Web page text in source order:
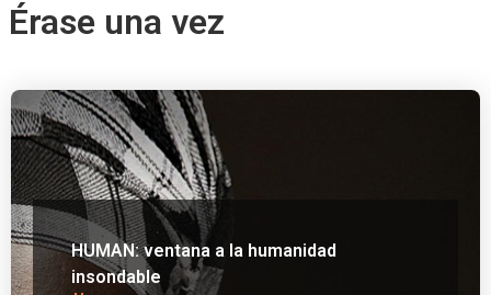
Érase una vez
HUMAN: ventana a la humanidad
insondable